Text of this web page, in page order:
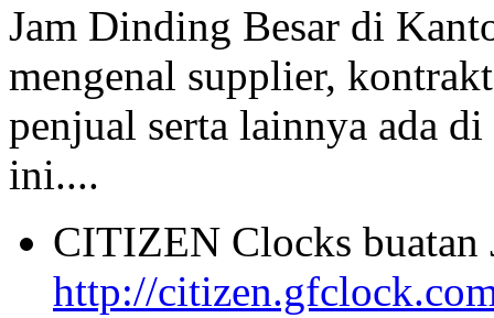
Jam Dinding Besar di
mengenal supplier,
penjual serta lainnya ada
ini....
CITIZEN Clocks buatan
http://